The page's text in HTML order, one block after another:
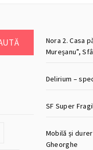
Nora 2. Casa
Mureșanu”,
Delirium –
SF Super
Mobilă și
Gheorghe